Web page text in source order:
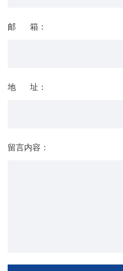
邮 箱：
地 址：
留言内容：